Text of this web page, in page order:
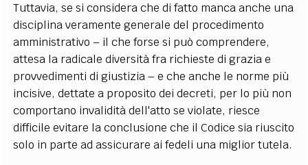
Tuttavia, se si considera che di fatto manca anche una
disciplina veramente generale del procedimento
amministrativo – il che forse si può comprendere,
attesa la radicale diversità fra richieste di grazia e
provvedimenti di giustizia – e che anche le norme più
incisive, dettate a proposito dei decreti, per lo più non
comportano invalidità dell'atto se violate, riesce
difficile evitare la conclusione che il Codice sia riuscito
solo in parte ad assicurare ai fedeli una miglior tutela.